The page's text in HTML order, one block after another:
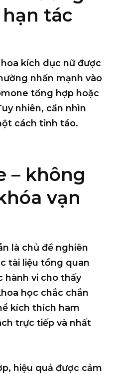
tác
kích dục nữ được
nhấn mạnh vào
tổng hợp hoặc
nhiên, cần nhìn
cách tỉnh táo.
– không
vạn
là chủ đề nghiên
tài liệu tổng quan
hành vi cho thấy
học chắc chắn
kích thích ham
trực tiếp và nhất
hiệu quả được cảm